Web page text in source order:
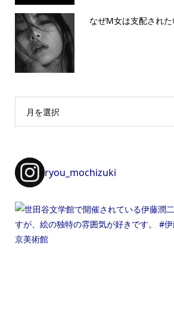
なぜM女は支配され
月を選択
ryou_mochizuki